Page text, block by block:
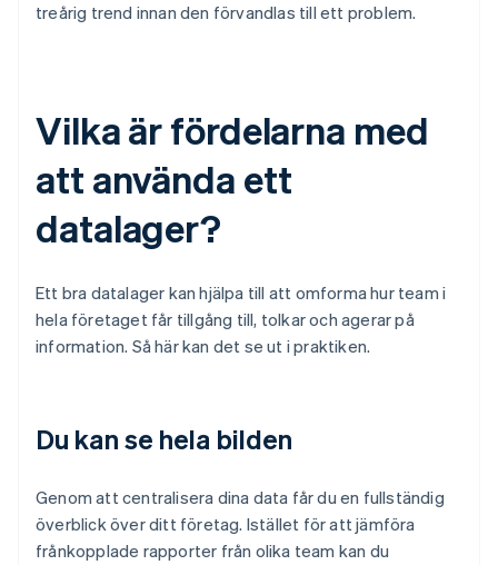
treårig trend innan den förvandlas till ett problem.
Vilka är fördelarna med
att använda ett
datalager?
Ett bra datalager kan hjälpa till att omforma hur team i
hela företaget får tillgång till, tolkar och agerar på
information. Så här kan det se ut i praktiken.
Du kan se hela bilden
Genom att centralisera dina data får du en fullständig
överblick över ditt företag. Istället för att jämföra
frånkopplade rapporter från olika team kan du